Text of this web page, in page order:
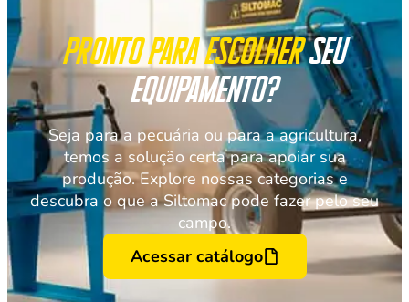
Pronto para escolherseu
equipamento?
Seja para a pecuária ou para a agricultura,
temos a solução certa para apoiar sua
produção. Explore nossas categorias e
descubra o que a Siltomac pode fazer pelo seu
campo.
Acessar catálogo